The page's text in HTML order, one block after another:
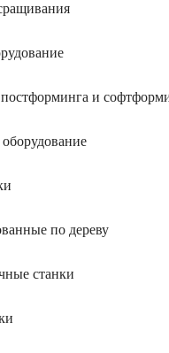
и
по дереву
станки